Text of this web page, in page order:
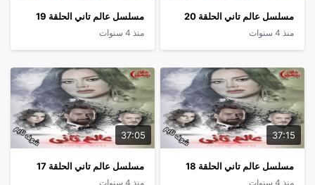
مسلسل عالم تاني الحلقة 20
منذ 4 سنوات
مسلسل عالم تاني الحلقة 19
منذ 4 سنوات
37:15
مسلسل عالم تاني الحلقة 18
منذ 4 سنوات
37:05
مسلسل عالم تاني الحلقة 17
منذ 4 سنوات